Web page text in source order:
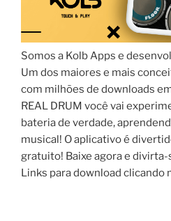
Somos a Kolb Apps e
Um dos maiores e mais
com milhões de downloads
REAL DRUM você vai
bateria de verdade,
musical! O aplicativo é
gratuito! Baixe agora e divirta-
Links para download clicando